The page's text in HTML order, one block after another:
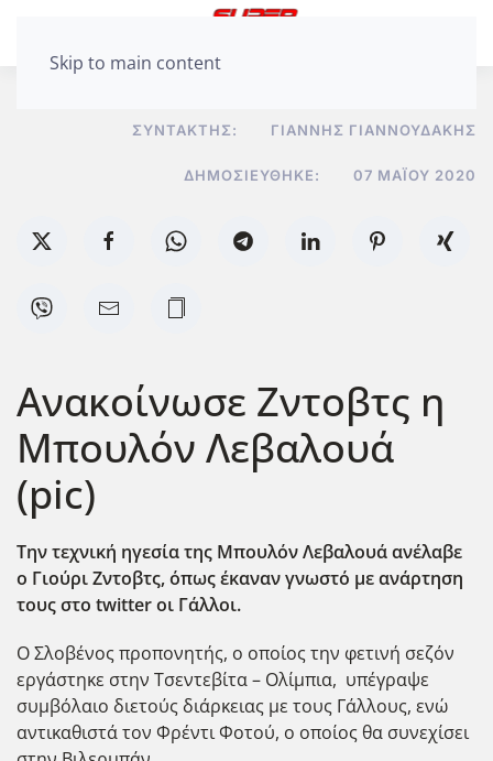
Skip to main content
ΣΥΝΤΆΚΤΗΣ: ΓΙΆΝΝΗΣ ΓΙΑΝΝΟΥΔΆΚΗΣ
ΔΗΜΟΣΙΕΎΘΗΚΕ: 07 ΜΑΪ́ΟΥ 2020
Ανακοίνωσε Ζντοβτς η
Μπουλόν Λεβαλουά
(pic)
Την τεχνική ηγεσία της Μπουλόν Λεβαλουά ανέλαβε
ο Γιούρι Ζντοβτς, όπως έκαναν γνωστό με ανάρτηση
τους στο twitterοι Γάλλοι.
Ο Σλοβένος προπονητής, ο οποίος την φετινή σεζόν
εργάστηκε στην Τσεντεβίτα – Ολίμπια, υπέγραψε
συμβόλαιο διετούς διάρκειας με τους Γάλλους, ενώ
αντικαθιστά τον Φρέντι Φοτού, ο οποίος θα συνεχίσει